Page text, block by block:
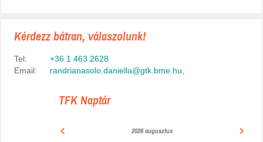
Kérdezz bátran, válaszolunk!
Tel:
+36 1 463 2628
Email:
randrianasolo.daniella@gtk.bme.hu,
TFK Naptár
2026 augusztus